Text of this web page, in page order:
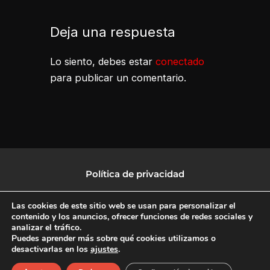
Deja una respuesta
Lo siento, debes estar conectado
para publicar un comentario.
Política de privacidad
Política de protección de datos
F X L I
Las cookies de este sitio web se usan para personalizar el
contenido y los anuncios, ofrecer funciones de redes sociales y
analizar el tráfico.
Puedes aprender más sobre qué cookies utilizamos o
desactivarlas en los ajustes.